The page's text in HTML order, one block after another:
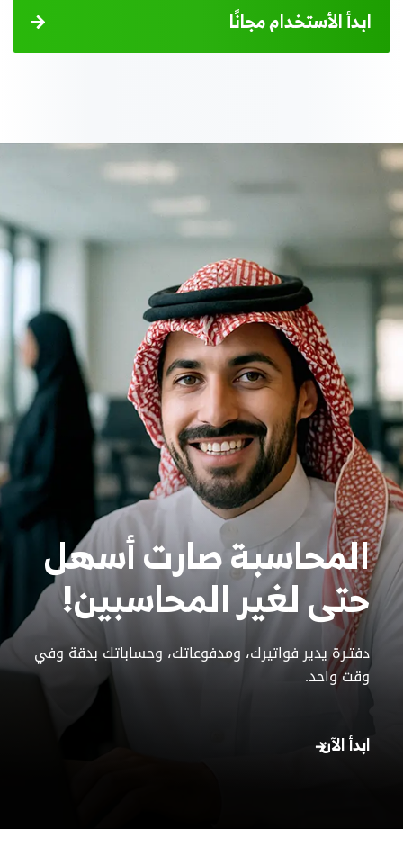
ابدأ الأستخدام مجانًا
المحاسبة صارت أسهل
حتى لغير المحاسبين!
دفتـرة يدير فواتيرك، ومدفوعاتك، وحساباتك بدقة وفي
وقت واحد.
ابدأ الآن